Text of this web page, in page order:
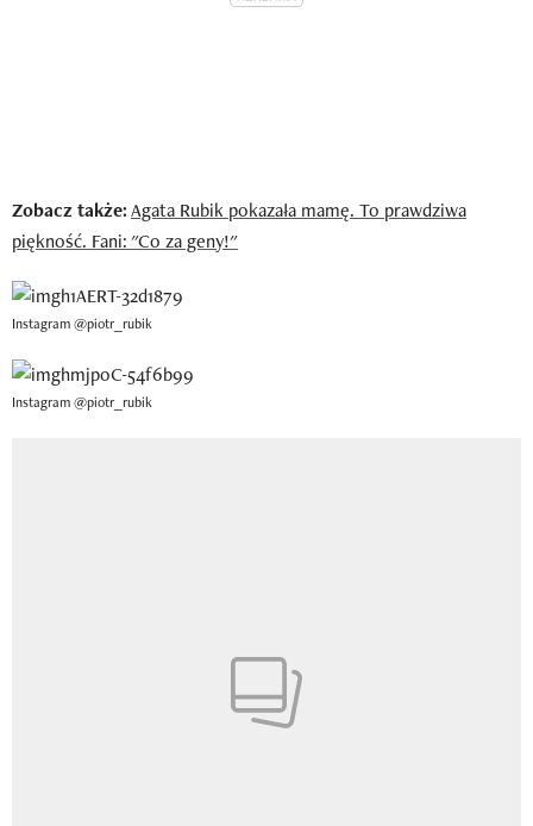
Zobacz także:Agata Rubik pokazała mamę. To prawdziwa
piękność. Fani: "Co za geny!"
Instagram @piotr_rubik
Instagram @piotr_rubik